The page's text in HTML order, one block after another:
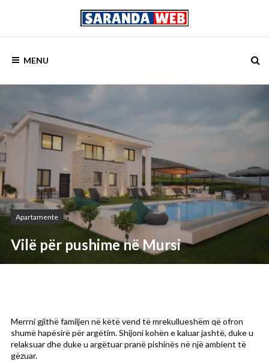
WEB
–
MENU
Apartamente
Vilë për pushime në Mursi
Merrni gjithë familjen në këtë vend të mrekullueshëm që ofron
shumë hapësirë për argëtim. Shijoni kohën e kaluar jashtë, duke u
relaksuar dhe duke u argëtuar pranë pishinës në një ambient të
gëzuar.